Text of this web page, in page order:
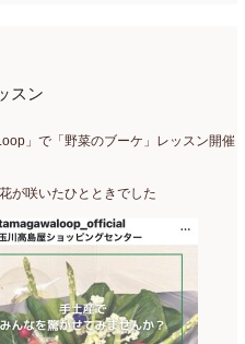
スン
」で「野菜のブーケ」レッスン開催
が咲いたひとときでした